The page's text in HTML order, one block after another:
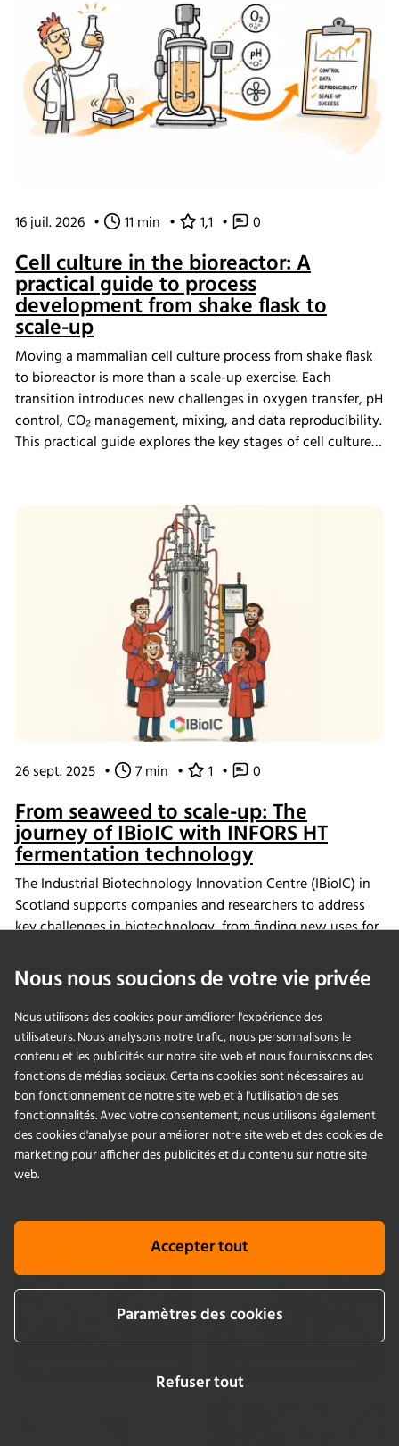
16 juil. 2026 • 11 min • 1,1 • 0
Cell culture in the bioreactor: A
practical guide to process
development from shake flask to
scale-up
Moving a mammalian cell culture process from shake flask
to bioreactor is more than a scale-up exercise. Each
transition introduces new challenges in oxygen transfer, pH
control, CO₂ management, mixing, and data reproducibility.
This practical guide explores the key stages of cell culture
data management help create scalable, reproducible
processes from screening through scale-up.
26 sept. 2025 • 7 min • 1 • 0
From seaweed to scale-up: The
journey of IBioIC with INFORS HT
fermentation technology
The Industrial Biotechnology Innovation Centre (IBioIC) in
Scotland supports companies and researchers to address
key challenges in biotechnology, from finding new uses for
researchers, startups, and SMEs, IBioIC helps move ideas
out of the lab and into real-world applications that
contribute to the circular bioeconomy.
Blog
Applications et industries
Nous nous soucions de votre vie privée
Nous utilisons des cookies pour améliorer l'expérience des
utilisateurs. Nous analysons notre trafic, nous personnalisons le
contenu et les publicités sur notre site web et nous fournissons des
fonctions de médias sociaux. Certains cookies sont nécessaires au
bon fonctionnement de notre site web et à l'utilisation de ses
fonctionnalités. Avec votre consentement, nous utilisons également
des cookies d'analyse pour améliorer notre site web et des cookies de
marketing pour afficher des publicités et du contenu sur notre site
web.
Accepter tout
Paramètres des cookies
Refuser tout